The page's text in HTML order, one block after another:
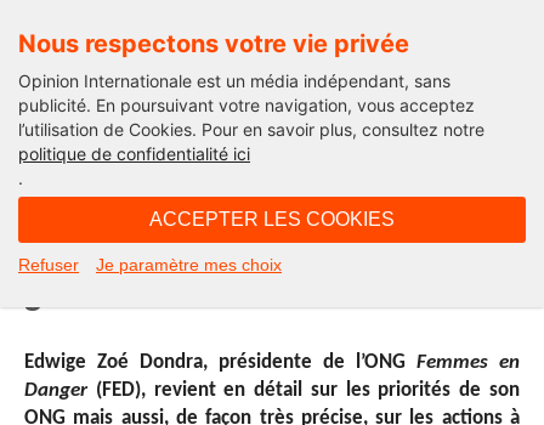
Nous respectons votre vie privée
Opinion Internationale est un média indépendant, sans
publicité. En poursuivant votre navigation, vous acceptez
l’utilisation de Cookies. Pour en savoir plus, consultez notre
politique de confidentialité ici
.
ACCEPTER LES COOKIES
Refuser Je paramètre mes choix
A la Une
« Le viol devient une arme de
Edwige Zoé Dondra, présidente de l’ONG Femmes en
Danger (FED), revient en détail sur les priorités de son
ONG mais aussi, de façon très précise, sur les actions à